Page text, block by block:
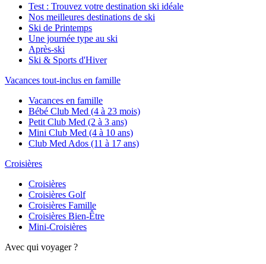
Test : Trouvez votre destination ski idéale
Nos meilleures destinations de ski
Ski de Printemps
Une journée type au ski
Après-ski
Ski & Sports d'Hiver
Vacances tout-inclus en famille
Vacances en famille
Bébé Club Med (4 à 23 mois)
Petit Club Med (2 à 3 ans)
Mini Club Med (4 à 10 ans)
Club Med Ados (11 à 17 ans)
Croisières
Croisières
Croisières Golf
Croisières Famille
Croisières Bien-Être
Mini-Croisières
Avec qui voyager ?